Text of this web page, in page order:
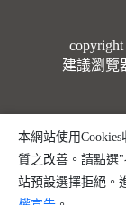
建議瀏覽
本網站使用
質之改善。請點選
站預設選擇拒絕。